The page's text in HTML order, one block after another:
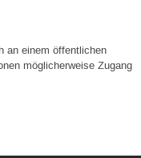
an einem öffentlichen
möglicherweise Zugang